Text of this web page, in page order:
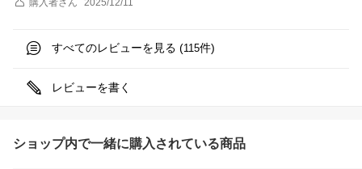
購入者さん 2025/12/11
すべてのレビューを見る (115件)
レビューを書く
ショップ内で一緒に購入されている商品